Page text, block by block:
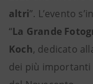
altri”. L’evento
“La Grande
Koch, dedicato
dei più